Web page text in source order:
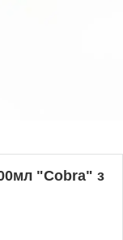
"Cobra" з